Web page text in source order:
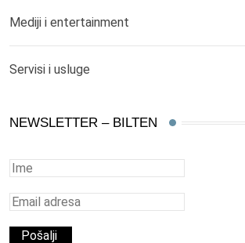
Mediji i entertainment
Servisi i usluge
NEWSLETTER – BILTEN